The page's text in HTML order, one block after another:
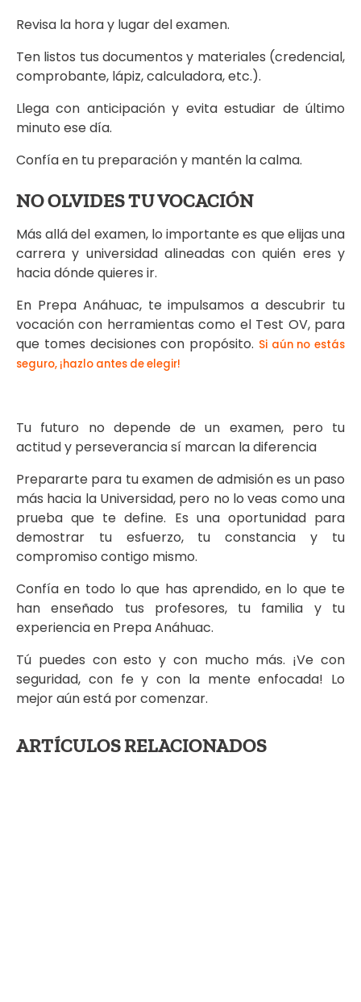
Revisa la hora y lugar del examen.
Ten listos tus documentos y materiales (credencial,
comprobante, lápiz, calculadora, etc.).
Llega con anticipación y evita estudiar de último
minuto ese día.
Confía en tu preparación y mantén la calma.
NO OLVIDES TU VOCACIÓN
Más allá del examen, lo importante es que elijas una
carrera y universidad alineadas con quién eres y
hacia dónde quieres ir.
En Prepa Anáhuac, te impulsamos a descubrir tu
vocación con herramientas como el Test OV, para
que tomes decisiones con propósito. Si aún no estás
seguro, ¡hazlo antes de elegir!
Tu futuro no depende de un examen, pero tu
actitud y perseverancia sí marcan la diferencia
Prepararte para tu examen de admisión es un paso
más hacia la Universidad, pero no lo veas como una
prueba que te define. Es una oportunidad para
demostrar tu esfuerzo, tu constancia y tu
compromiso contigo mismo.
Confía en todo lo que has aprendido, en lo que te
han enseñado tus profesores, tu familia y tu
experiencia en Prepa Anáhuac.
Tú puedes con esto y con mucho más. ¡Ve con
seguridad, con fe y con la mente enfocada! Lo
mejor aún está por comenzar.
ARTÍCULOS RELACIONADOS